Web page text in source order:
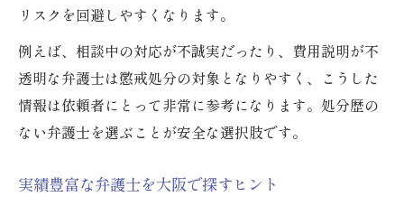
リスクを回避しやすくなります。
例えば、相談中の対応が不誠実だったり、費用説明が不
透明な弁護士は懲戒処分の対象となりやすく、こうした
情報は依頼者にとって非常に参考になります。処分歴の
ない弁護士を選ぶことが安全な選択肢です。
実績豊富な弁護士を大阪で探すヒント